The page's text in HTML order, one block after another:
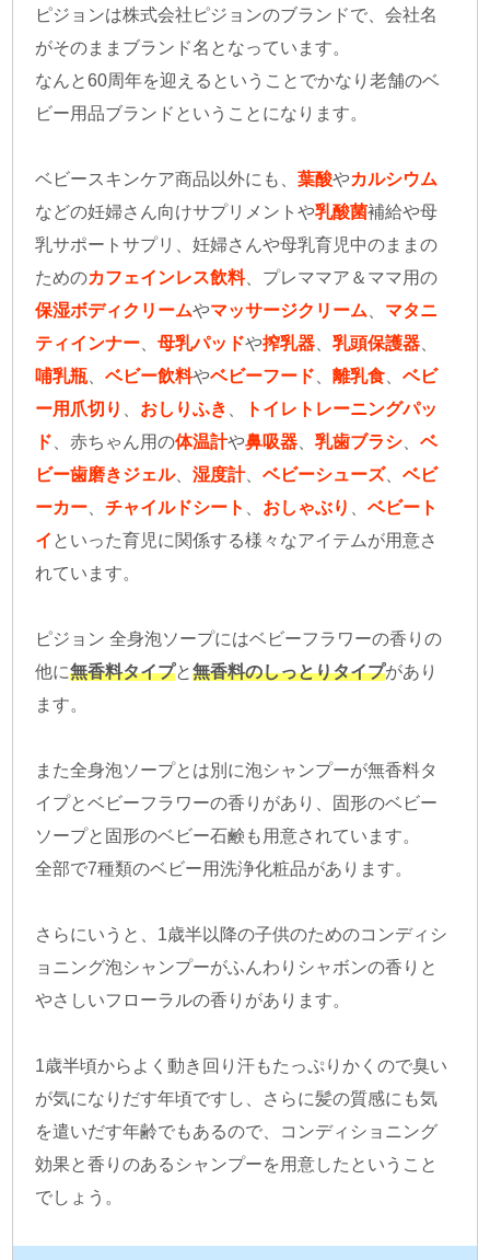
ピジョンは株式会社ピジョンのブランドで、会社名
がそのままブランド名となっています。
なんと60周年を迎えるということでかなり老舗のベ
ビー用品ブランドということになります。
ベビースキンケア商品以外にも、葉酸やカルシウム
などの妊婦さん向けサプリメントや乳酸菌補給や母
乳サポートサプリ、妊婦さんや母乳育児中のままの
ためのカフェインレス飲料、プレママア＆ママ用の
保湿ボディクリームやマッサージクリーム
マタニ
ティインナー 、母乳パッドや搾乳器 、乳頭保護器
哺乳瓶 、ベビー飲料やベビーフード 、離乳食 、ベビ
ー用爪切り
おしりふき
トイレトレーニングパッ
ド 、赤ちゃん用の体温計や鼻吸器 、乳歯ブラシ 、ベ
ビー歯磨きジェル、湿度計、ベビーシューズ、ベビ
ーカー 、チャイルドシート おしゃぶり 、ベビート
イ といった育児に関係する様々なアイテムが用意さ
れています。
ピジョン 全身泡ソープにはベビーフラワーの香りの
他に無香料タイプと無香料のしっとりタイプがあり
ます。
また全身泡ソープとは別に泡シャンプーが無香料タ
イプとベビーフラワーの香りがあり、固形のベビー
ソープと固形のベビー石鹸も用意されています。
全部で7種類のベビー用洗浄化粧品があります。
さらにいうと、1歳半以降の子供のためのコンディシ
ョニング泡シャンプーがふんわりシャボンの香りと
やさしいフローラルの香りがあります。
1歳半頃からよく動き回り汗もたっぷりかくので臭い
が気になりだす年頃ですし、さらに髪の質感にも気
を遣いだす年齢でもあるので、コンディショニング
効果と香りのあるシャンプーを用意したということ
でしょう。